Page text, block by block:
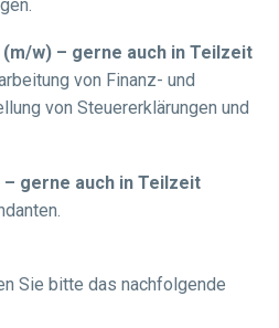
w) – gerne auch in Teilzeit
von Finanz- und
von Steuererklärungen und
– gerne auch in Teilzeit
Sie bitte das nachfolgende